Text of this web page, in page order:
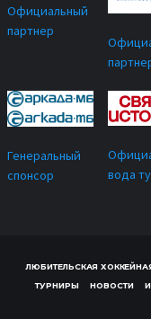
Официальный
партнер
Генеральный
спонсор
вода
ЛЮБИТЕЛЬСКАЯ
ТУРНИРЫ
НОВОСТИ